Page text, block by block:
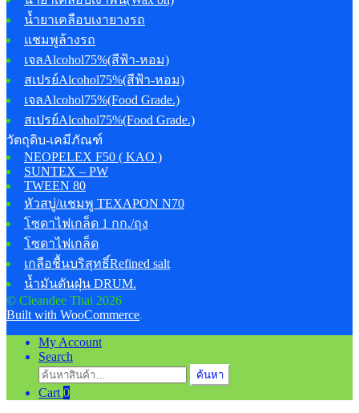
น้ำยาเคลือบเงายางรถ
แชมพูล้างรถ
เจลAlcohol75%(สีฟ้า-หอม)
สเปรย์Alcohol75%(สีฟ้า-หอม)
เจลAlcohol75%(Food Grade.)
สเปรย์Alcohol75%(Food Grade.)
วัตถุดิบ-เคมีภัณฑ์
NEOPELEX F50 ( KAO )
SUNTEX – PW
TWEEN 80
หัวสบู่/แชมพู TEXAPON N70
โซดาไฟเกล็ด 1 กก./ถุง
โซดาไฟเกล็ด
เกลือชื้นบริสุทธิ์Refined salt
น้ำมันดันฝุ่น DRUM.
© Cleandee Thai 2026
Built with WooCommerce.
My Account
Search
ค้นหา:
ค้นหา
Cart 0